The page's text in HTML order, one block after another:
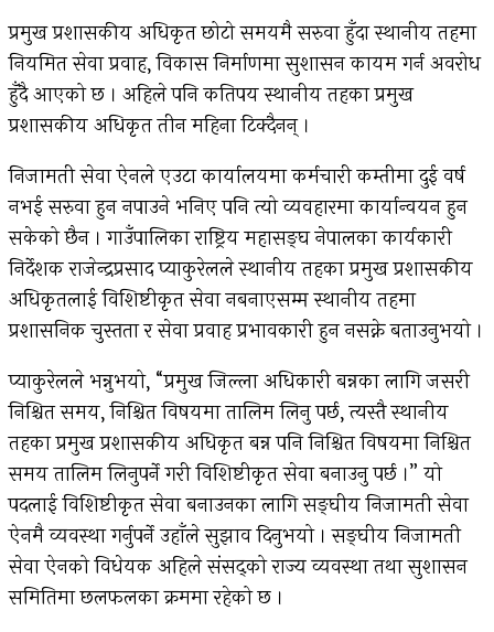
प्रमुख प्रशासकीय अधिकृत छोटो समयमै सरुवा हुँदा स्थानीय तहमा
नियमित सेवा प्रवाह, विकास निर्माणमा सुशासन कायम गर्न अवरोध
हुँदै आएको छ । अहिले पनि कतिपय स्थानीय तहका प्रमुख
प्रशासकीय अधिकृत तीन महिना टिक्दैनन् ।
निजामती सेवा ऐनले एउटा कार्यालयमा कर्मचारी कम्तीमा दुई वर्ष
नभई सरुवा हुन नपाउने भनिए पनि त्यो व्यवहारमा कार्यान्वयन हुन
सकेको छैन । गाउँपालिका राष्ट्रिय महासङ्घ नेपालका कार्यकारी
निर्देशक राजेन्द्रप्रसाद प्याकुरेलले स्थानीय तहका प्रमुख प्रशासकीय
अधिकृतलाई विशिष्टीकृत सेवा नबनाएसम्म स्थानीय तहमा
प्रशासनिक चुस्तता र सेवा प्रवाह प्रभावकारी हुन नसक्ने बताउनुभयो ।
प्याकुरेलले भन्नुभयो, “प्रमुख जिल्ला अधिकारी बन्नका लागि जसरी
निश्चित समय, निश्चित विषयमा तालिम लिनु पर्छ, त्यस्तै स्थानीय
तहका प्रमुख प्रशासकीय अधिकृत बन्न पनि निश्चित विषयमा निश्चित
समय तालिम लिनुपर्ने गरी विशिष्टीकृत सेवा बनाउनु पर्छ ।” यो
पदलाई विशिष्टीकृत सेवा बनाउनका लागि सङ्घीय निजामती सेवा
ऐनमै व्यवस्था गर्नुपर्ने उहाँले सुझाव दिनुभयो । सङ्घीय निजामती
सेवा ऐनको विधेयक अहिले संसद्को राज्य व्यवस्था तथा सुशासन
समितिमा छलफलका क्रममा रहेको छ ।